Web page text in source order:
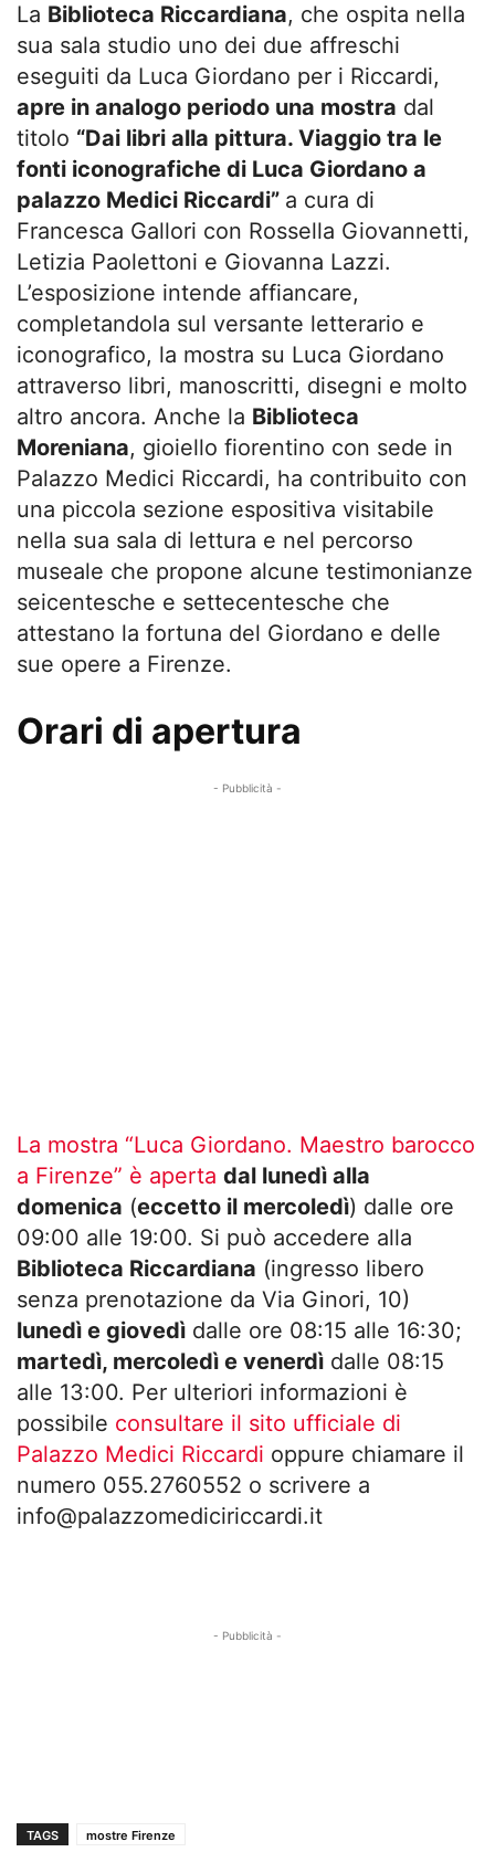
La Biblioteca Riccardiana, che ospita nella
sua sala studio uno dei due affreschi
eseguiti da Luca Giordano per i Riccardi,
apre in analogo periodo una mostra dal
titolo “Dai libri alla pittura. Viaggio tra le
fonti iconografiche di Luca Giordano a
palazzo Medici Riccardi” a cura di
Francesca Gallori con Rossella Giovannetti,
Letizia Paolettoni e Giovanna Lazzi.
L’esposizione intende affiancare,
completandola sul versante letterario e
iconografico, la mostra su Luca Giordano
attraverso libri, manoscritti, disegni e molto
altro ancora. Anche la Biblioteca
Moreniana, gioiello fiorentino con sede in
Palazzo Medici Riccardi, ha contribuito con
una piccola sezione espositiva visitabile
nella sua sala di lettura e nel percorso
museale che propone alcune testimonianze
seicentesche e settecentesche che
attestano la fortuna del Giordano e delle
sue opere a Firenze.
Orari di apertura
- Pubblicità -
La mostra “Luca Giordano. Maestro barocco
a Firenze” è aperta dal lunedì alla
domenica (eccetto il mercoledì) dalle ore
09:00 alle 19:00. Si può accedere alla
Biblioteca Riccardiana (ingresso libero
senza prenotazione da Via Ginori, 10)
lunedì e giovedì dalle ore 08:15 alle 16:30;
martedì, mercoledì e venerdì dalle 08:15
alle 13:00. Per ulteriori informazioni è
possibile consultare il sito ufficiale di
Palazzo Medici Riccardi oppure chiamare il
numero 055.2760552 o scrivere a
info@palazzomediciriccardi.it
- Pubblicità -
TAGS mostre Firenze